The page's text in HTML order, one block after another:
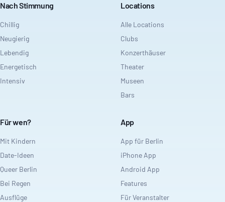
Nach Stimmung
Chillig
Neugierig
Lebendig
Energetisch
Intensiv
Locations
Alle Locations
Clubs
Konzerthäuser
Theater
Museen
Bars
Für wen?
Mit Kindern
Date-Ideen
Queer Berlin
Bei Regen
Ausflüge
App
App für Berlin
iPhone App
Android App
Features
Für Veranstalter